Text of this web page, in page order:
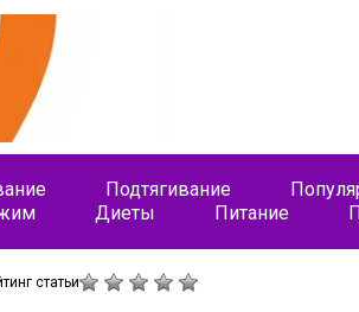
Подтягивание
Диеты Питание
статьи